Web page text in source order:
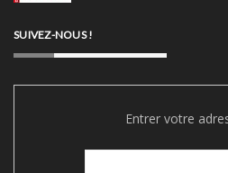
SUIVEZ-NOUS !
Entrer votre